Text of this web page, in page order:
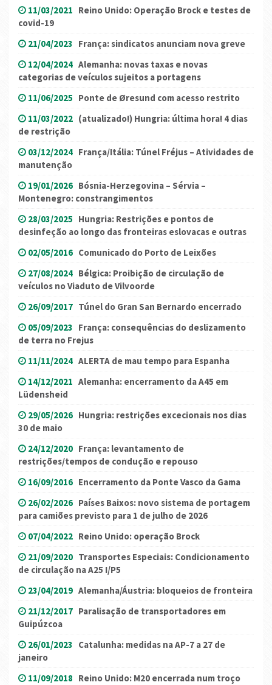
11/03/2021 Reino Unido: Operação Brock e testes de
covid-19
21/04/2023 França: sindicatos anunciam nova greve
12/04/2024 Alemanha: novas taxas e novas
categorias de veículos sujeitos a portagens
11/06/2025 Ponte de Øresund com acesso restrito
11/03/2022 (atualizado!) Hungria: última hora! 4 dias
de restrição
03/12/2024 França/Itália: Túnel Fréjus – Atividades de
manutenção
19/01/2026 Bósnia-Herzegovina – Sérvia –
Montenegro: constrangimentos
28/03/2025 Hungria: Restrições e pontos de
desinfeção ao longo das fronteiras eslovacas e outras
02/05/2016 Comunicado do Porto de Leixões
27/08/2024 Bélgica: Proibição de circulação de
veículos no Viaduto de Vilvoorde
26/09/2017 Túnel do Gran San Bernardo encerrado
05/09/2023 França: consequências do deslizamento
de terra no Frejus
11/11/2024 ALERTA de mau tempo para Espanha
14/12/2021 Alemanha: encerramento da A45 em
Lüdensheid
29/05/2026 Hungria: restrições excecionais nos dias
30 de maio
24/12/2020 França: levantamento de
restrições/tempos de condução e repouso
16/09/2016 Encerramento da Ponte Vasco da Gama
26/02/2026 Países Baixos: novo sistema de portagem
para camiões previsto para 1 de julho de 2026
07/04/2022 Reino Unido: operação Brock
21/09/2020 Transportes Especiais: Condicionamento
de circulação na A25 I/P5
23/04/2019 Alemanha/Áustria: bloqueios de fronteira
21/12/2017 Paralisação de transportadores em
Guipúzcoa
26/01/2023 Catalunha: medidas na AP-7 a 27 de
janeiro
11/09/2018 Reino Unido: M20 encerrada num troço